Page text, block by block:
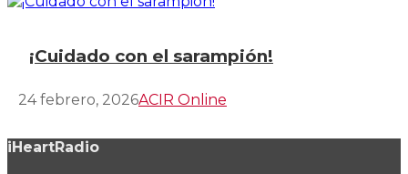
¡Cuidado con el sarampión!
24 febrero, 2026ACIR Online
iHeartRadio